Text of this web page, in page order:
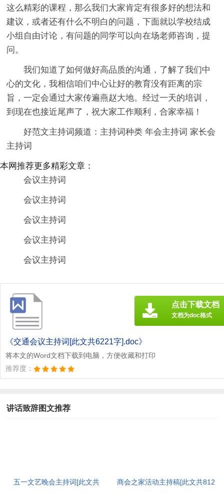
这么精彩的课程，那么我们大家肯定有很多好的想法和
建议，或者还有什么不明白的问题，下面就以学校结成
小组自由讨论，有问题的同学可以向在场老师咨询，提
问。
我们知道了如何做好高品质的沟通，了解了我们中
心的文化，我相信咱们中心让好的教育没有距离的宗
旨，一定会通过大家传遍燕赵大地。经过一天的培训，
到现在也接近尾声了，祝大家工作顺利，合家幸福！
好范文主持词频道：主持词种类 年会主持词 家长会
主持词
本网推荐更多精彩文章：
会议主持词
会议主持词
会议主持词
会议主持词
会议主持词
《交通会议主持词[此文共6221字].doc》
将本文的Word文档下载到电脑，方便收藏和打印
推荐度：
点击下载文档
文档为doc格式
讲话致辞图文推荐
五一文艺晚会主持词[此文共
商会之家活动主持稿[此文共812